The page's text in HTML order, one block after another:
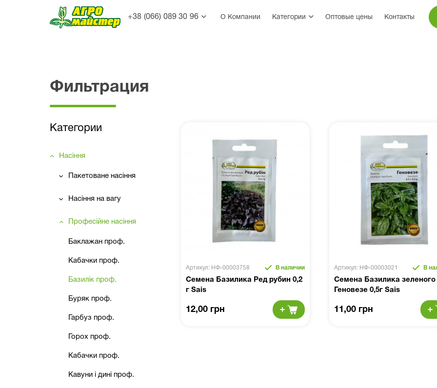
+38 (066) 089 30 96 О Компании Категории Оптовые цены Контакты
Фильтрация
Категории
Насіння
Пакетоване насіння
Насіння на вагу
Професійне насіння
Баклажан проф.
Кабачки проф.
Базилік проф.
Буряк проф.
Гарбуз проф.
Горох проф.
Кабачки проф.
Кавуни і дині проф.
Артикул: НФ-00003758 В наличии
Семена Базилика Ред рубин 0,2
г Sais
12,00 грн
Артикул: НФ-00003021 В
Семена Базилика зеленого
Геновезе 0,5г Sais
11,00 грн